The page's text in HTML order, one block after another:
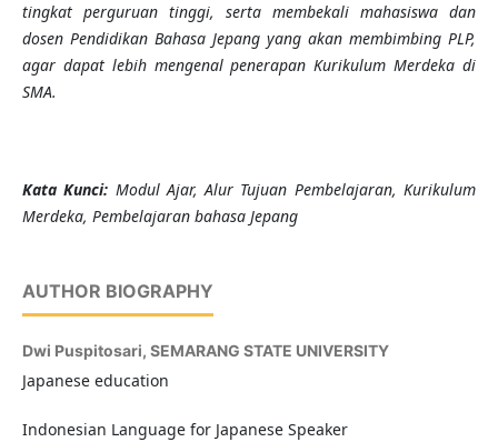
tingkat perguruan tinggi, serta membekali mahasiswa dan
dosen Pendidikan Bahasa Jepang yang akan membimbing PLP,
agar dapat lebih mengenal penerapan Kurikulum Merdeka di
SMA.
Kata Kunci: Modul Ajar, Alur Tujuan Pembelajaran, Kurikulum
Merdeka, Pembelajaran bahasa Jepang
AUTHOR BIOGRAPHY
Dwi Puspitosari, SEMARANG STATE UNIVERSITY
Japanese education
Indonesian Language for Japanese Speaker